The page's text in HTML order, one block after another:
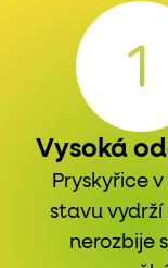
Vysoká
Pryskyřice
stavu vydrží
nerozbije